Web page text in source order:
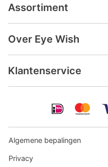
Assortiment
Over Eye Wish
Klantenservice
Algemene bepalingen
Privacy